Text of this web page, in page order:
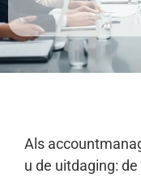
Als
u de uitdaging: